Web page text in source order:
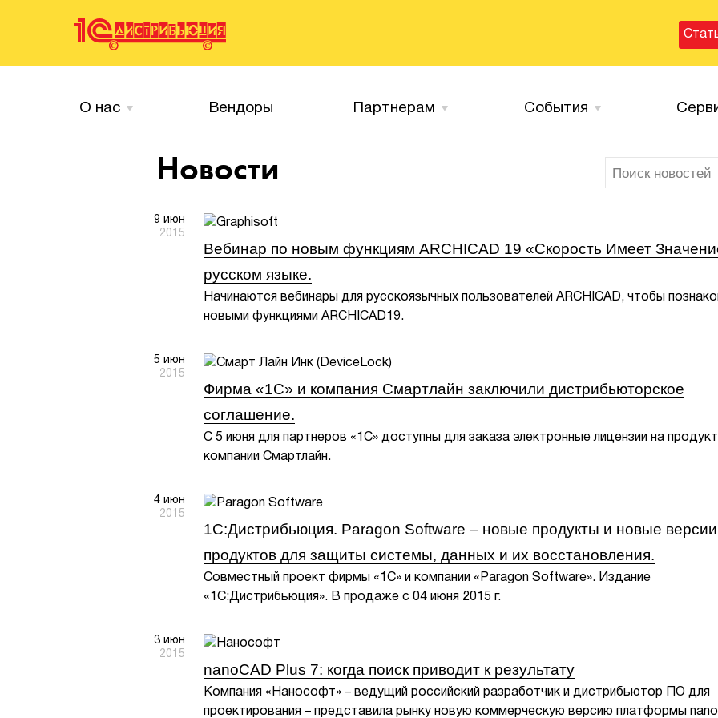
О нас Вендоры Партнерам События
Новости
9 июн
2015
Вебинар по новым функциям ARCHICAD 19 «Скорость Имеет
русском языке.
Начинаются вебинары для русскоязычных пользователей ARCHICAD, чтобы
новыми функциями ARCHICAD19.
5 июн
2015
Фирма «1С» и компания Смартлайн заключили дистрибьюторское
соглашение.
С 5 июня для партнеров «1С» доступны для заказа электронные лицензии на
компании Смартлайн.
4 июн
2015
1С:Дистрибьюция. Paragon Software – новые продукты и новые версии
продуктов для защиты системы, данных и их восстановления.
Совместный проект фирмы «1С» и компании «Paragon Software». Издание
«1С:Дистрибьюция». В продаже с 04 июня 2015 г.
3 июн
2015
nanoCAD Plus 7: когда поиск приводит к результату
Компания «Нанософт» – ведущий российский разработчик и дистрибьютор ПО для
проектирования – представила рынку новую коммерческую версию платформы